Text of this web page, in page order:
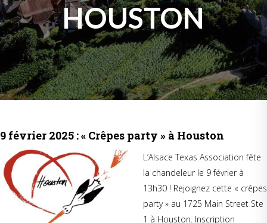
HOUSTON
9 février 2025 : « Crêpes party » à Houston
L’Alsace Texas Association fête
la chandeleur le 9 février à
13h30 ! Rejoignez cette « crêpes
party » au 1725 Main Street Ste
1 à Houston. Inscription